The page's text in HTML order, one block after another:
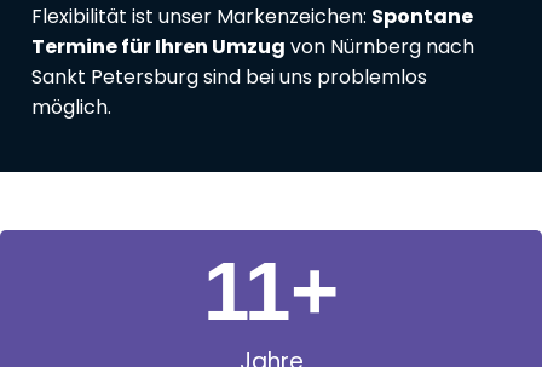
Flexibilität ist unser Markenzeichen: Spontane
Termine für Ihren Umzug von Nürnberg nach
Sankt Petersburg sind bei uns problemlos
möglich.
11+